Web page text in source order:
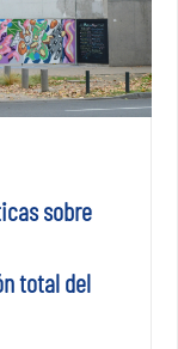
sobre
total del